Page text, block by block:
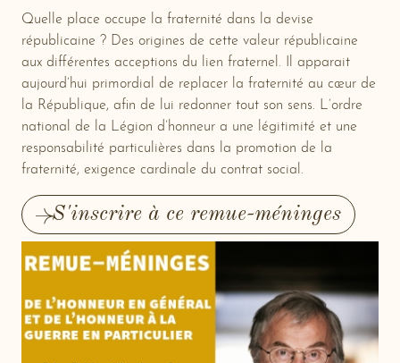
Quelle place occupe la fraternité dans la devise
républicaine ? Des origines de cette valeur républicaine
aux différentes acceptions du lien fraternel. Il apparait
aujourd’hui primordial de replacer la fraternité au cœur de
la République, afin de lui redonner tout son sens. L’ordre
national de la Légion d’honneur a une légitimité et une
responsabilité particulières dans la promotion de la
fraternité, exigence cardinale du contrat social.
S'inscrire à ce remue-méninges
New
window